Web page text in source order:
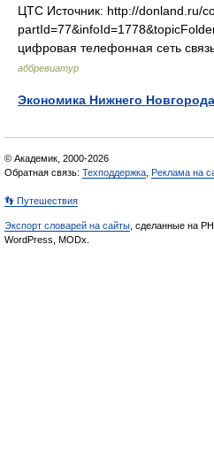
ЦТС Источник: http://donland.ru/
цифровая телефонная сеть
аббревиатур
Экономика Нижнего Новгорода
© Академик, 2000-2026
Обратная связь: Техподдержка Реклама на
👣 Путешествия
Экспорт словарей на сайты , сделанные на
WordPress, MODx.